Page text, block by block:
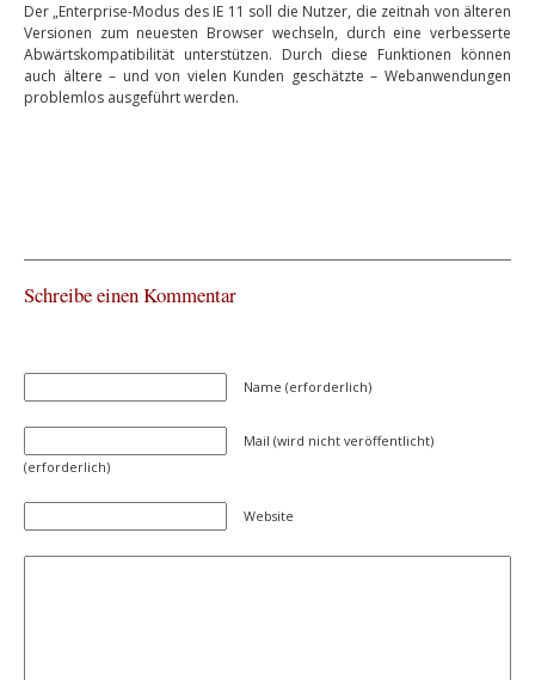
Der „Enterprise-Modus des IE 11 soll die Nutzer, die zeitnah von älteren
Versionen zum neuesten Browser wechseln, durch eine verbesserte
Abwärtskompatibilität unterstützen. Durch diese Funktionen können
auch ältere – und von vielen Kunden geschätzte – Webanwendungen
problemlos ausgeführt werden.
Schreibe einen Kommentar
Name (erforderlich)
Mail (wird nicht veröffentlicht)
(erforderlich)
Website